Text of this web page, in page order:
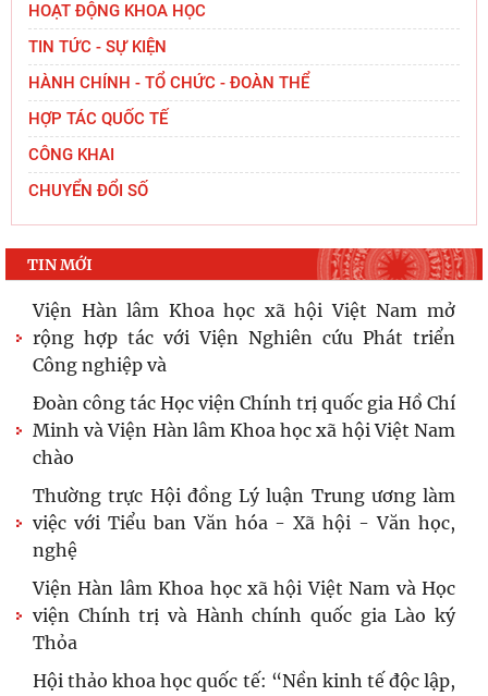
HOẠT ĐỘNG KHOA HỌC
TIN TỨC - SỰ KIỆN
HÀNH CHÍNH - TỔ CHỨC - ĐOÀN THỂ
HỢP TÁC QUỐC TẾ
CÔNG KHAI
CHUYỂN ĐỔI SỐ
TIN MỚI
Viện Hàn lâm Khoa học xã hội Việt Nam mở
rộng hợp tác với Viện Nghiên cứu Phát triển
Công nghiệp và
Đoàn công tác Học viện Chính trị quốc gia Hồ Chí
Minh và Viện Hàn lâm Khoa học xã hội Việt Nam
chào
Thường trực Hội đồng Lý luận Trung ương làm
việc với Tiểu ban Văn hóa - Xã hội - Văn học,
nghệ
Viện Hàn lâm Khoa học xã hội Việt Nam và Học
viện Chính trị và Hành chính quốc gia Lào ký
Thỏa
Hội thảo khoa học quốc tế: “Nền kinh tế độc lập,